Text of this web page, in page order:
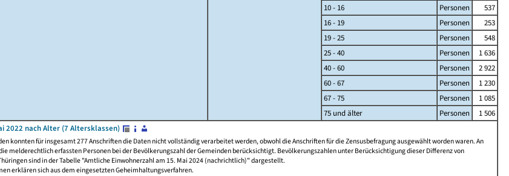
10 - 16
Personen
537
16 - 19
Personen
253
19 - 25
Personen
548
25 - 40
Personen
1 636
40 - 60
Personen
2 922
60 - 67
Personen
1 230
67 - 75
Personen
1 085
75 und älter
Personen
1 506
2022 nach Alter (7 Altersklassen)
konnten für insgesamt 277 Anschriften die Daten nicht vollständig verarbeitet werden, obwohl die Anschriften für die Zensusbefragung ausgewählt worden waren. An
melderechtlich erfassten Personen bei der Bevölkerungszahl der Gemeinden berücksichtigt. Bevölkerungszahlen unter Berücksichtigung dieser Differenz von
sind in der Tabelle "Amtliche Einwohnerzahl am 15. Mai 2024 (nachrichtlich)" dargestellt.
erklären sich aus dem eingesetzten Geheimhaltungsverfahren.